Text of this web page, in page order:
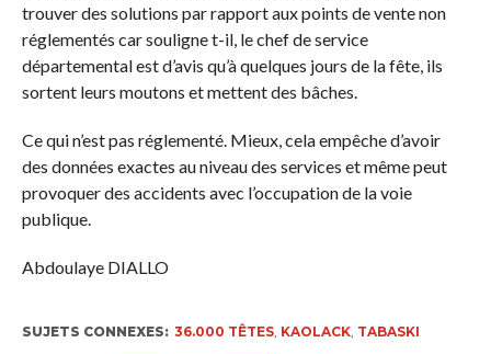
trouver des solutions par rapport aux points de vente non
réglementés car souligne t-il, le chef de service
départemental est d’avis qu’à quelques jours de la fête, ils
sortent leurs moutons et mettent des bâches.
Ce qui n’est pas réglementé. Mieux, cela empêche d’avoir
des données exactes au niveau des services et même peut
provoquer des accidents avec l’occupation de la voie
publique.
Abdoulaye DIALLO
SUJETS CONNEXES: 36.000 TÊTES, KAOLACK, TABASKI